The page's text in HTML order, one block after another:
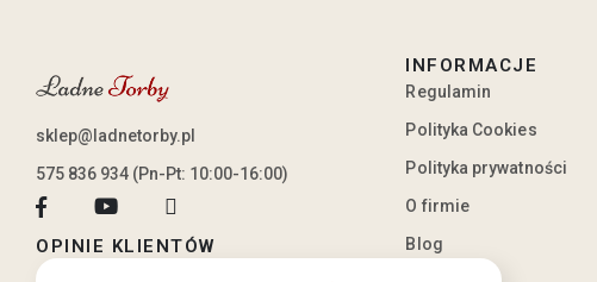
sklep@ladnetorby.pl
575 836 934 (Pn-Pt: 10:00-16:00)
OPINIE KLIENTÓW
INFORMACJE
Regulamin
Polityka Cookies
Polityka prywatności
O firmie
Blog